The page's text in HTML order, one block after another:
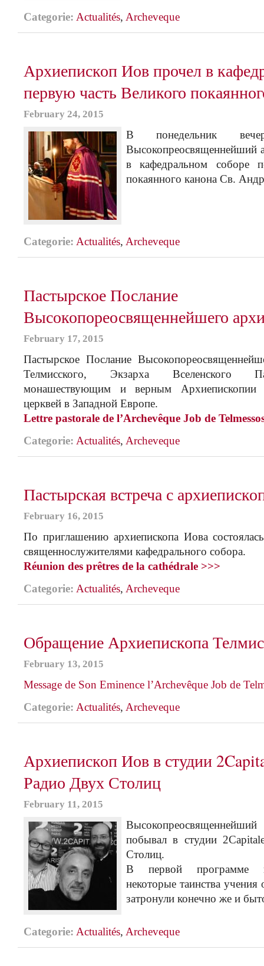
Categorie: Actualités, Archeveque
Архиепископ Иов прочел в
первую часть Великого
February 24, 2015
В понедельник
Высокопреосвященнейший
в кафедральном соборе
покаянного канона Св.
Categorie: Actualités, Archeveque
Пастырское Послание
Высокопореосвященнейшего
February 17, 2015
Пастырское Послание
Телмисского, Экзарха Вселенского
монашествующим и верным Архиепископии
церквей в Западной Европе.
Lettre pastorale de l’Archevêque Job de
Categorie: Actualités, Archeveque
Пастырская встреча с
February 16, 2015
По приглашению архиепископа Иова
священнослужителями кафедрального собора.
Réunion des prêtres de la cathédrale >>>
Categorie: Actualités, Archeveque
Обращение Архиепископа
February 13, 2015
Message de Son Eminence l’Archevêque Job de
Categorie: Actualités, Archeveque
Архиепископ Иов в студии
Радио Двух Столиц
February 11, 2015
побывал в студии
Столиц.
B первой программе
некоторые таинства
затронули конечно же и
Categorie: Actualités, Archeveque